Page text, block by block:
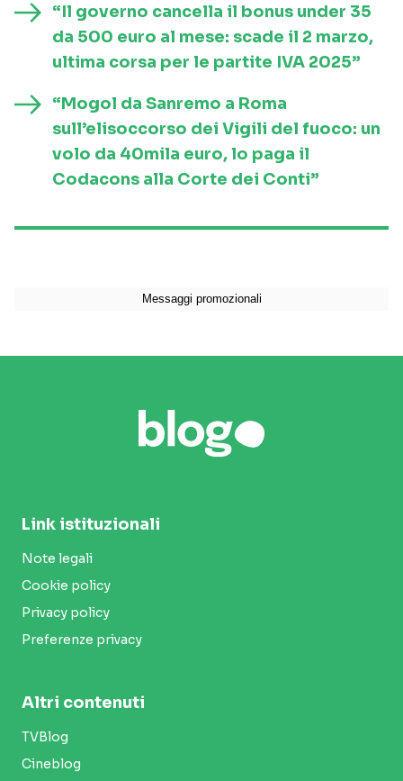
“Il governo cancella il bonus under 35
da 500 euro al mese: scade il 2 marzo,
ultima corsa per le partite IVA 2025”
“Mogol da Sanremo a Roma
sull’elisoccorso dei Vigili del fuoco: un
volo da 40mila euro, lo paga il
Codacons alla Corte dei Conti”
Link istituzionali
Note legali
Cookie policy
Privacy policy
Preferenze privacy
Altri contenuti
TVBlog
Cineblog